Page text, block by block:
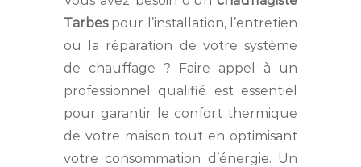
Tarbespour l’installation, l’entretien
ou la réparation de votre système
de chauffage ? Faire appel à un
professionnel qualifié est essentiel
pour garantir le confort thermique
de votre maison tout en optimisant
votre consommation d’énergie. Un